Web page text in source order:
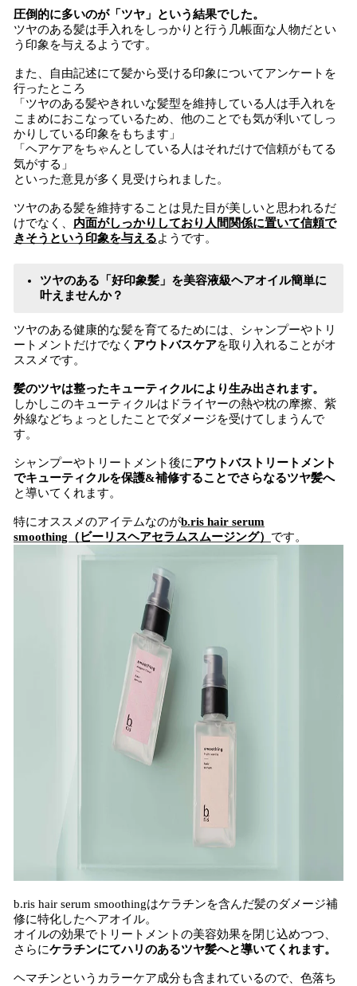
圧倒的に多いのが「ツヤ」という結果でした。
ツヤのある髪は手入れをしっかりと行う几帳面な人物だとい
う印象を与えるようです。
また、自由記述にて髪から受ける印象についてアンケートを
行ったところ
「ツヤのある髪やきれいな髪型を維持している人は手入れを
こまめにおこなっているため、他のことでも気が利いてしっ
かりしている印象をもちます」
「ヘアケアをちゃんとしている人はそれだけで信頼がもてる
気がする」
といった意見が多く見受けられました。
ツヤのある髪を維持することは見た目が美しいと思われるだ
けでなく、 内面がしっかりしており人間関係に置いて信頼で
きそうという印象を与えるようです。
ツヤのある「好印象髪」を美容液級ヘアオイル簡単に
叶えませんか？
ツヤのある健康的な髪を育てるためには、シャンプーやトリ
ートメントだけでなく アウトバスケアを取り入れることがオ
ススメです。
髪のツヤは整ったキューティクルにより生み出されます。
しかしこのキューティクルはドライヤーの熱や枕の摩擦、紫
外線などちょっとしたことでダメージを受けてしまうんで
す。
シャンプーやトリートメント後にアウトバストリートメント
でキューティクルを保護&補修することでさらなるツヤ髪へ
と導いてくれます。
特にオススメのアイテムなのがb.ris hair serum
smoothing（ビーリスヘアセラムスムージング） です。
b.ris hair serum smoothingはケラチンを含んだ髪のダメージ補
修に特化したヘアオイル。
オイルの効果でトリートメントの美容効果を閉じ込めつつ、
さらにケラチンにてハリのあるツヤ髪へと導いてくれます。
ヘマチンというカラーケア成分も含まれているので、色落ち